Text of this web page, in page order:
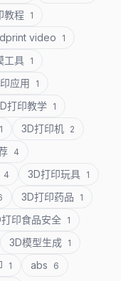
教程 1
video 1
工具 1
应用 1
打印教学 1
1 3D打印机 2
4
4 3D打印玩具 1
3D打印药品 1
印食品安全 1
3D模型生成 1
1 abs 6